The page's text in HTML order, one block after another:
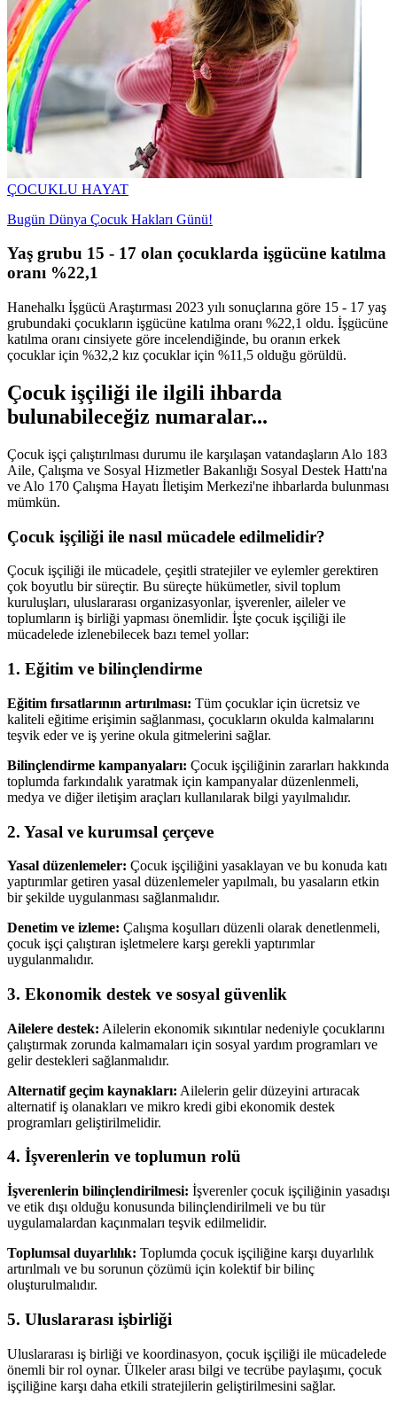
ÇOCUKLU HAYAT
Bugün Dünya Çocuk Hakları Günü!
Yaş grubu 15 - 17 olan çocuklarda işgücüne katılma
oranı %22,1
Hanehalkı İşgücü Araştırması 2023 yılı sonuçlarına göre 15 - 17 yaş
grubundaki çocukların işgücüne katılma oranı %22,1 oldu. İşgücüne
katılma oranı cinsiyete göre incelendiğinde, bu oranın erkek
çocuklar için %32,2 kız çocuklar için %11,5 olduğu görüldü.
Çocuk işçiliği ile ilgili ihbarda
bulunabileceğiz numaralar...
Çocuk işçi çalıştırılması durumu ile karşılaşan vatandaşların Alo 183
Aile, Çalışma ve Sosyal Hizmetler Bakanlığı Sosyal Destek Hattı'na
ve Alo 170 Çalışma Hayatı İletişim Merkezi'ne ihbarlarda bulunması
mümkün.
Çocuk işçiliği ile nasıl mücadele edilmelidir?
Çocuk işçiliği ile mücadele, çeşitli stratejiler ve eylemler gerektiren
çok boyutlu bir süreçtir. Bu süreçte hükümetler, sivil toplum
kuruluşları, uluslararası organizasyonlar, işverenler, aileler ve
toplumların iş birliği yapması önemlidir. İşte çocuk işçiliği ile
mücadelede izlenebilecek bazı temel yollar:
1. Eğitim ve bilinçlendirme
Eğitim fırsatlarının artırılması: Tüm çocuklar için ücretsiz ve
kaliteli eğitime erişimin sağlanması, çocukların okulda kalmalarını
teşvik eder ve iş yerine okula gitmelerini sağlar.
Bilinçlendirme kampanyaları: Çocuk işçiliğinin zararları hakkında
toplumda farkındalık yaratmak için kampanyalar düzenlenmeli,
medya ve diğer iletişim araçları kullanılarak bilgi yayılmalıdır.
2. Yasal ve kurumsal çerçeve
Yasal düzenlemeler: Çocuk işçiliğini yasaklayan ve bu konuda katı
yaptırımlar getiren yasal düzenlemeler yapılmalı, bu yasaların etkin
bir şekilde uygulanması sağlanmalıdır.
Denetim ve izleme: Çalışma koşulları düzenli olarak denetlenmeli,
çocuk işçi çalıştıran işletmelere karşı gerekli yaptırımlar
uygulanmalıdır.
3. Ekonomik destek ve sosyal güvenlik
Ailelere destek: Ailelerin ekonomik sıkıntılar nedeniyle çocuklarını
çalıştırmak zorunda kalmamaları için sosyal yardım programları ve
gelir destekleri sağlanmalıdır.
Alternatif geçim kaynakları: Ailelerin gelir düzeyini artıracak
alternatif iş olanakları ve mikro kredi gibi ekonomik destek
programları geliştirilmelidir.
4. İşverenlerin ve toplumun rolü
İşverenlerin bilinçlendirilmesi: İşverenler çocuk işçiliğinin yasadışı
ve etik dışı olduğu konusunda bilinçlendirilmeli ve bu tür
uygulamalardan kaçınmaları teşvik edilmelidir.
Toplumsal duyarlılık: Toplumda çocuk işçiliğine karşı duyarlılık
artırılmalı ve bu sorunun çözümü için kolektif bir bilinç
oluşturulmalıdır.
5. Uluslararası işbirliği
Uluslararası iş birliği ve koordinasyon, çocuk işçiliği ile mücadelede
önemli bir rol oynar. Ülkeler arası bilgi ve tecrübe paylaşımı, çocuk
işçiliğine karşı daha etkili stratejilerin geliştirilmesini sağlar.